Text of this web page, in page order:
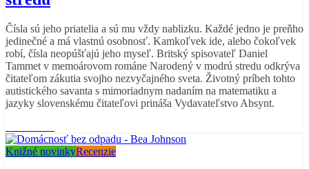
Čísla sú jeho priatelia a sú mu vždy nablizku. Každé jedno je preňho
jedinečné a má vlastnú osobnosť. Kamkoľvek ide, alebo čokoľvek
robí, čísla neopúšťajú jeho myseľ. Britský spisovateľ Daniel
Tammet v memoárovom románe Narodený v modrú stredu odkrýva
čitateľom zákutia svojho nezvyčajného sveta. Životný príbeh tohto
autistického savanta s mimoriadnym nadaním na matematiku a
jazyky slovenskému čitateľovi prináša Vydavateľstvo Absynt.
Knižné novinkyRecenzie